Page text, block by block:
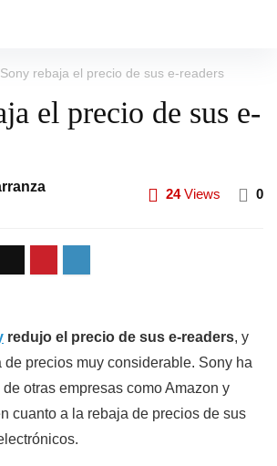
Sony rebaja el precio de sus e-readers
el precio de sus e-
24Views 0
redujo el precio de sus e-readers, y
de precios muy considerable. Sony ha
otras empresas como Amazon y
cuanto a la rebaja de precios de sus